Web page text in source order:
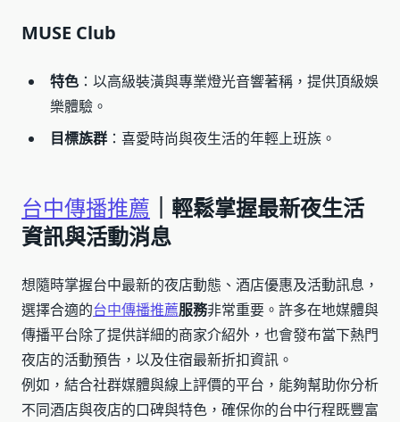
MUSE Club
特色 ：以高級裝潢與專業燈光音響著稱，提供頂級娛
樂體驗。
目標族群 ：喜愛時尚與夜生活的年輕上班族。
台中傳播推薦 ｜輕鬆掌握最新夜生活
資訊與活動消息
想隨時掌握台中最新的夜店動態、酒店優惠及活動訊息，
選擇合適的台中傳播推薦服務非常重要。許多在地媒體與
傳播平台除了提供詳細的商家介紹外，也會發布當下熱門
夜店的活動預告，以及住宿最新折扣資訊。
例如，結合社群媒體與線上評價的平台，能夠幫助你分析
不同酒店與夜店的口碑與特色，確保你的台中行程既豐富